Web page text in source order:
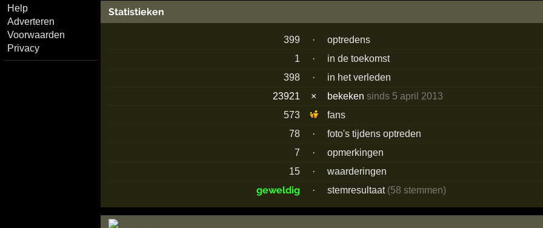
Help
Adverteren
Voorwaarden
Privacy
Statistieken
399 ·
optredens
1
·
in de toekomst
398
·
in het verleden
23921
× bekekensinds 5 april 2013
573
fans
78
·
foto's tijdens optreden
7
·
opmerkingen
15
· waarderingen
geweldig · stemresultaat (58 stemmen)